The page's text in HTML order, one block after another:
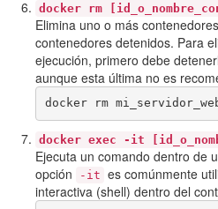
docker rm
Elimina uno o más
contenedores detenidos. Para
ejecución, primero debe
aunque esta última no es
docker rm
docker exec -it
Ejecuta un comando dentro de
opción
-it es comúnmente
interactiva (shell) dentro del